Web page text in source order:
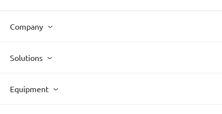
Company
Solutions
Equipment